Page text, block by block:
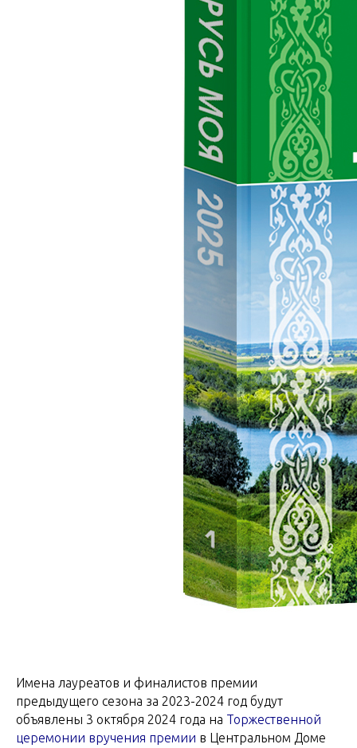
Имена лауреатов и финалистов премии
предыдущего сезона за 2023-2024 год будут
объявлены 3 октября 2024 года на Торжественной
церемонии вручения премии в Центральном Доме